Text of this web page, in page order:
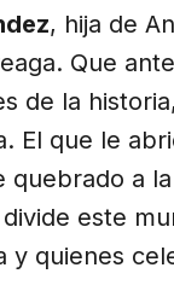
, hija de
Que
de la
El que le
quebrado a
este
y quienes